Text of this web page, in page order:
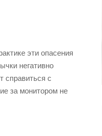
эти опасения
негативно
справиться с
за монитором не